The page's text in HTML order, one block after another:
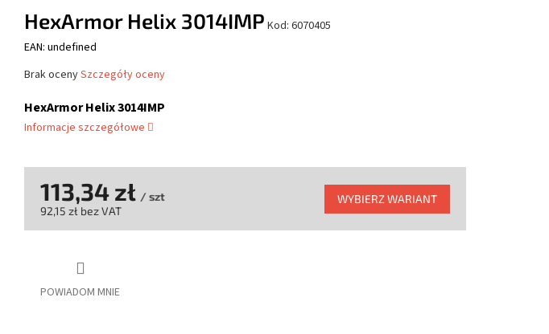
HexArmor Helix 3014IMP
Informacje szczegółowe
POWIADOM MNIE
113,34 zł / szt
92,15 zł bez VAT
WYBIERZ WARIANT
HexArmor Helix 3014IMP Kod: 6070405
EAN: undefined
Średnia
produktu
wynosi
0,0
5
gwiazdek.
Brak ocenySzczegóły oceny